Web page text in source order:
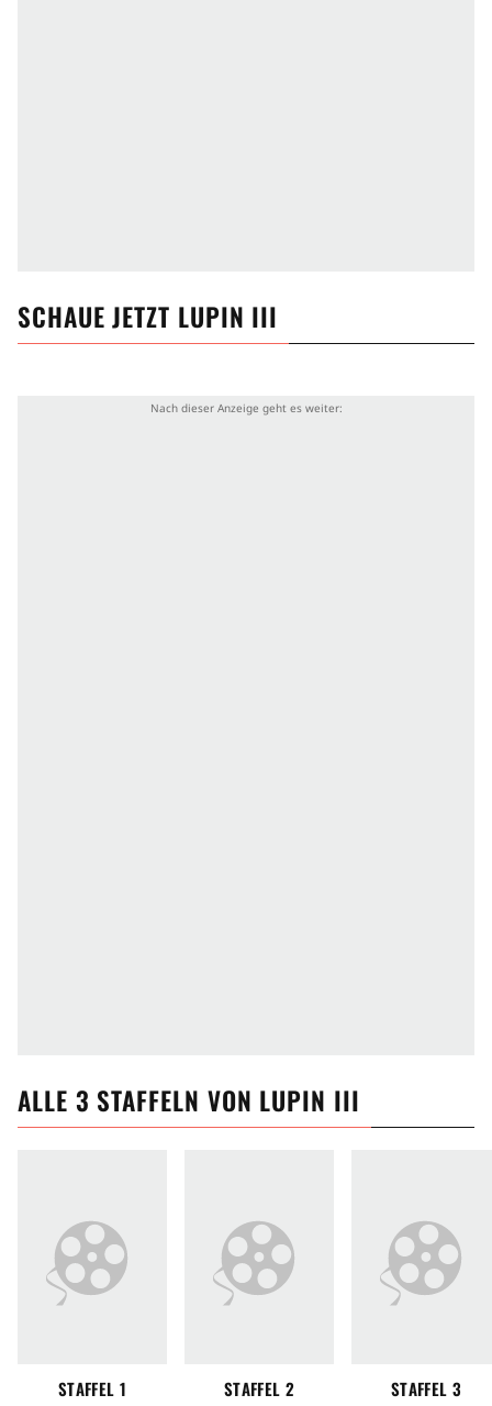
SCHAUE JETZT LUPIN III
ALLE 3 STAFFELN VON LUPIN III
STAFFEL 1 STAFFEL 2 STAFFEL 3